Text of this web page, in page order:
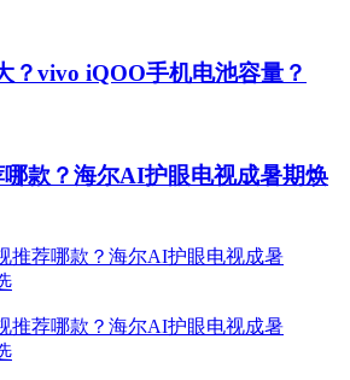
？vivo iQOO手机电池容量？
款？海尔AI护眼电视成暑期焕